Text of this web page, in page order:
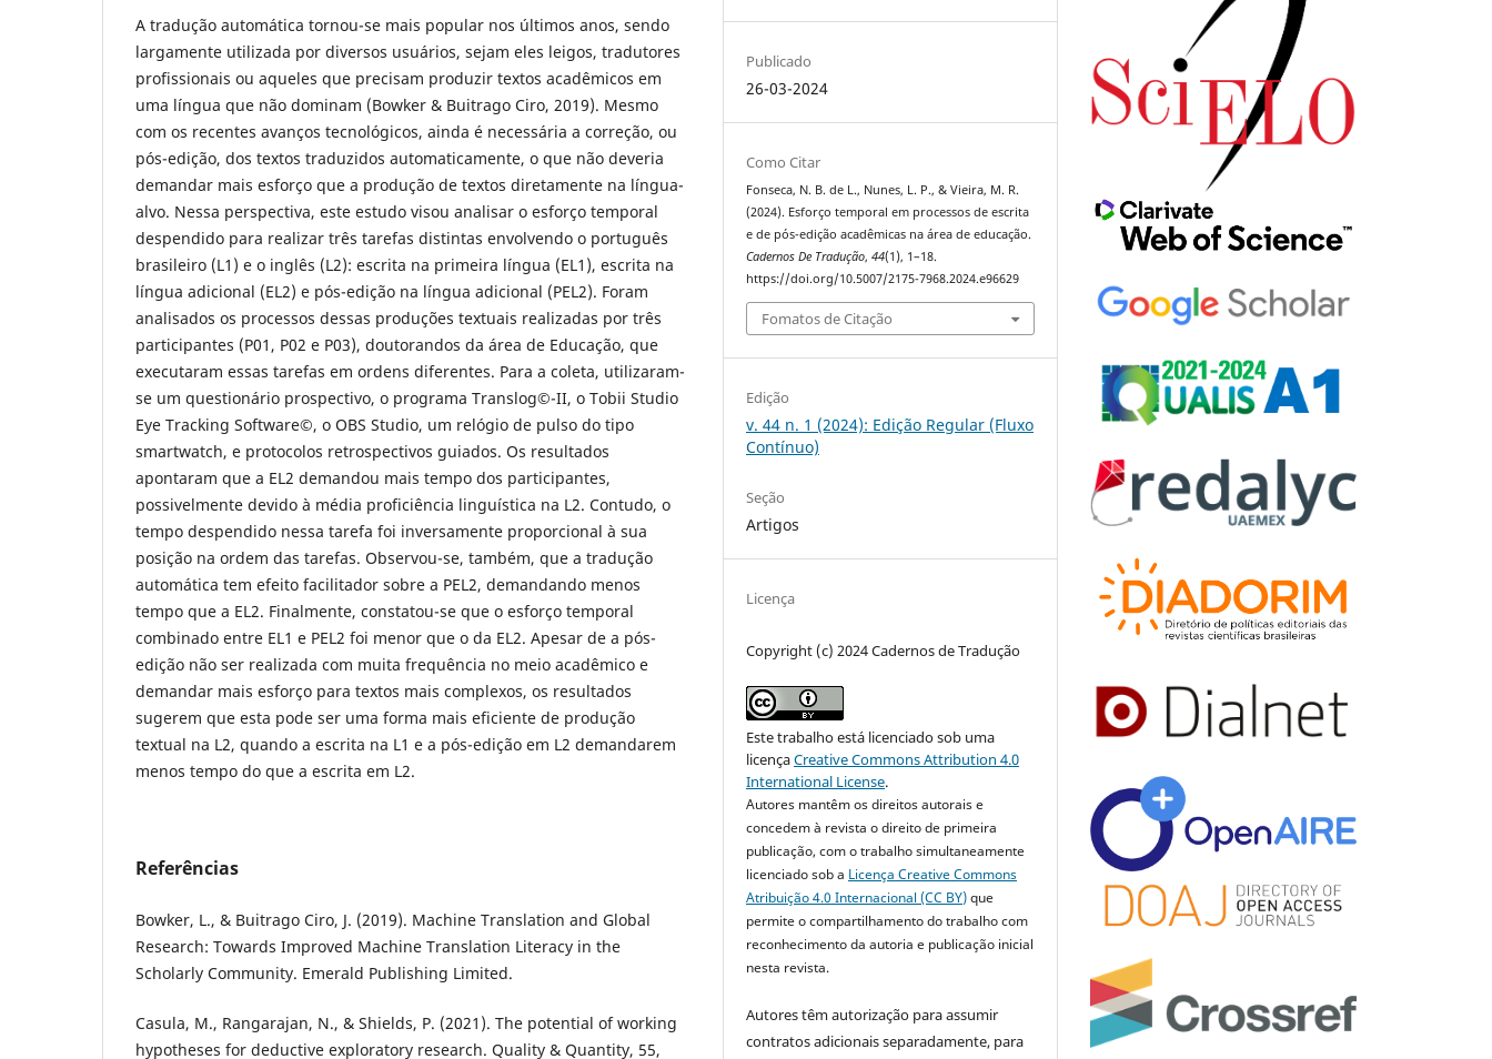
A tradução automática tornou-se mais popular nos últimos anos, sendo
largamente utilizada por diversos usuários, sejam eles leigos, tradutores
profissionais ou aqueles que precisam produzir textos acadêmicos em
uma língua que não dominam (Bowker & Buitrago Ciro, 2019). Mesmo
com os recentes avanços tecnológicos, ainda é necessária a correção, ou
pós-edição, dos textos traduzidos automaticamente, o que não deveria
demandar mais esforço que a produção de textos diretamente na língua-
alvo. Nessa perspectiva, este estudo visou analisar o esforço temporal
despendido para realizar três tarefas distintas envolvendo o português
brasileiro (L1) e o inglês (L2): escrita na primeira língua (EL1), escrita na
língua adicional (EL2) e pós-edição na língua adicional (PEL2). Foram
analisados os processos dessas produções textuais realizadas por três
participantes (P01, P02 e P03), doutorandos da área de Educação, que
executaram essas tarefas em ordens diferentes. Para a coleta, utilizaram-
se um questionário prospectivo, o programa Translog©-II, o Tobii Studio
Eye Tracking Software©, o OBS Studio, um relógio de pulso do tipo
smartwatch, e protocolos retrospectivos guiados. Os resultados
apontaram que a EL2 demandou mais tempo dos participantes,
possivelmente devido à média proficiência linguística na L2. Contudo, o
tempo despendido nessa tarefa foi inversamente proporcional à sua
posição na ordem das tarefas. Observou-se, também, que a tradução
automática tem efeito facilitador sobre a PEL2, demandando menos
tempo que a EL2. Finalmente, constatou-se que o esforço temporal
combinado entre EL1 e PEL2 foi menor que o da EL2. Apesar de a pós-
edição não ser realizada com muita frequência no meio acadêmico e
demandar mais esforço para textos mais complexos, os resultados
sugerem que esta pode ser uma forma mais eficiente de produção
textual na L2, quando a escrita na L1 e a pós-edição em L2 demandarem
menos tempo do que a escrita em L2.
Referências
Bowker, L., & Buitrago Ciro, J. (2019). Machine Translation and Global
Research: Towards Improved Machine Translation Literacy in the
Scholarly Community. Emerald Publishing Limited.
Casula, M., Rangarajan, N., & Shields, P. (2021). The potential of working
hypotheses for deductive exploratory research. Quality & Quantity, 55,
Publicado
26-03-2024
Como Citar
Fonseca, N. B. de L., Nunes, L. P., & Vieira, M. R.
(2024). Esforço temporal em processos de escrita
e de pós-edição acadêmicas na área de educação.
Cadernos De Tradução,44(1), 1–18.
https://doi.org/10.5007/2175-7968.2024.e96629
Fomatos de Citação
Edição
v. 44 n. 1 (2024): Edição Regular (Fluxo
Contínuo)
Seção
Artigos
Licença
Copyright (c) 2024 Cadernos de Tradução
Este trabalho está licenciado sob uma
licençaCreative Commons Attribution 4.0
International License.
Autores mantêm os direitos autorais e
concedem à revista o direito de primeira
publicação, com o trabalho simultaneamente
licenciado sob a Licença Creative Commons
Atribuição 4.0 Internacional (CC BY)que
permite o compartilhamento do trabalho com
reconhecimento da autoria e publicação inicial
nesta revista.
Autores têm autorização para assumir
contratos adicionais separadamente, para